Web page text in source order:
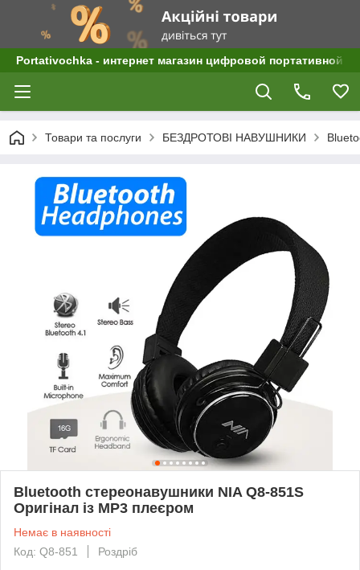
Portativochka - интернет магазин цифровой портативной
Товари та послуги БЕЗДРОТОВІ НАВУШНИКИ
Bluetooth стереонавушники NIA Q8-851S
Оригінал із МР3 плеєром
Немає в наявності
Код: Q8-851
Роздріб